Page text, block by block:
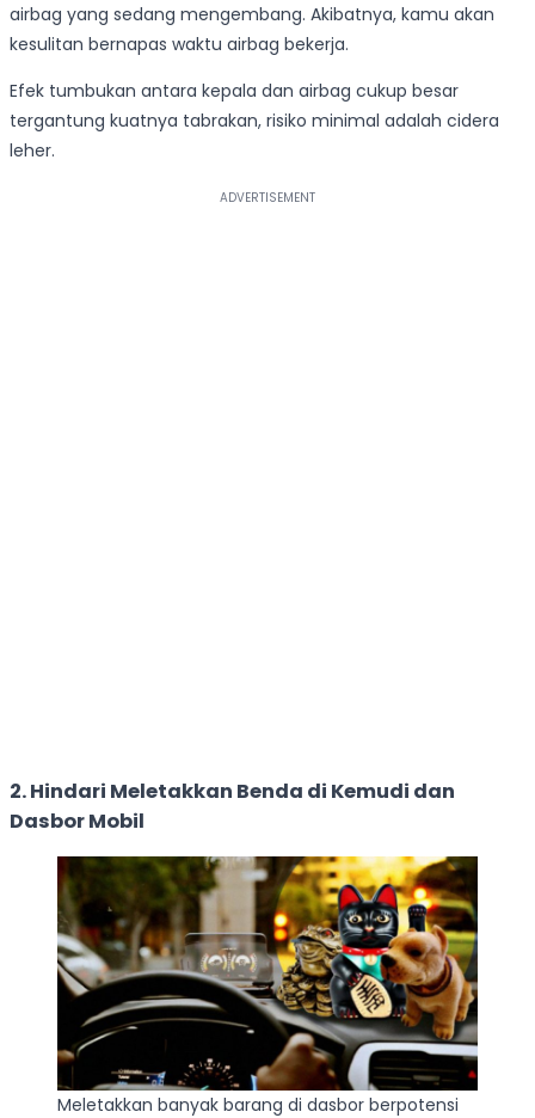
airbag yang sedang mengembang. Akibatnya, kamu akan
kesulitan bernapas waktu airbag bekerja.
Efek tumbukan antara kepala dan airbag cukup besar
tergantung kuatnya tabrakan, risiko minimal adalah cidera
leher.
2. Hindari Meletakkan Benda di Kemudi dan
Dasbor Mobil
Meletakkan banyak barang di dasbor berpotensi